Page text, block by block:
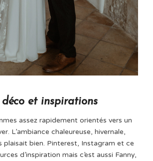
et inspirations
assez rapidement orientés vers un
L’ambiance chaleureuse, hivernale,
plaisait bien. Pinterest, Instagram et ce
d’inspiration mais c’est aussi Fanny,